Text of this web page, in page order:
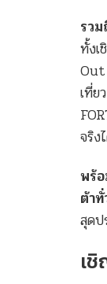
รว
ทั้ง
Out
เที่
จริง
พร้
ต้า
สุดป
เ